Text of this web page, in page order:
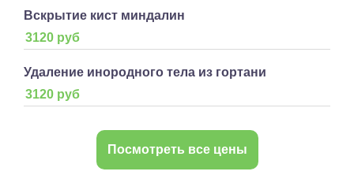
Вскрытие кист миндалин
3120 руб
Удаление инородного тела из гортани
3120 руб
Посмотреть все цены